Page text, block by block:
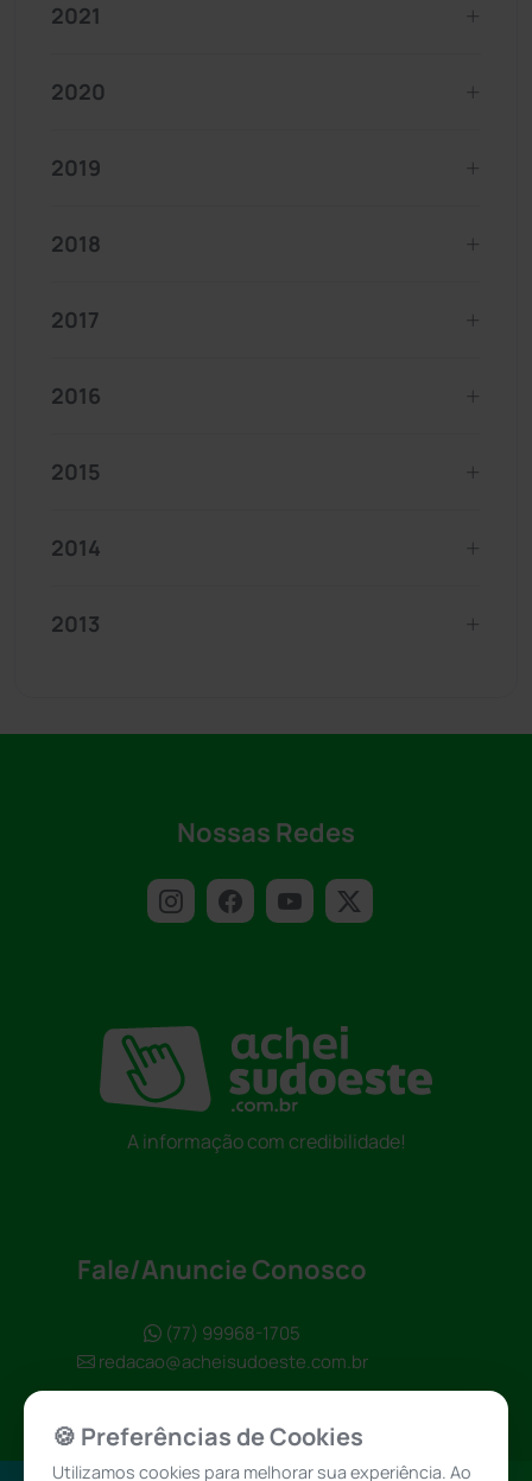
2021
2020
2019
2018
2017
2016
2015
2014
2013
Nossas Redes
A informação com credibilidade!
Fale/Anuncie Conosco
(77) 99968-1705
redacao@acheisudoeste.com.br
🍪 Preferências de Cookies
Utilizamos cookies para melhorar sua experiência. Ao